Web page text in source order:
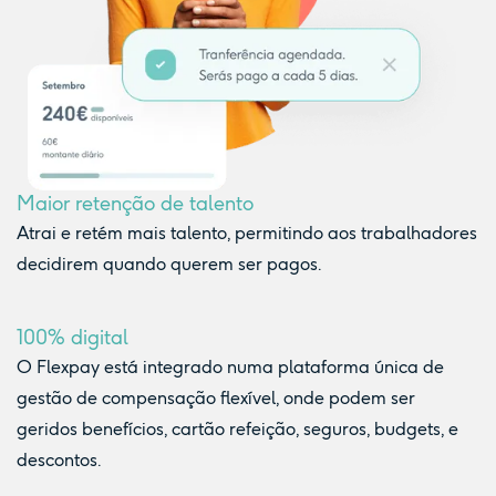
Maior retenção de talento
Atrai e retém mais talento, permitindo aos trabalhadores
decidirem quando querem ser pagos.
100% digital
O Flexpay está integrado numa plataforma única de
gestão de compensação flexível, onde podem ser
geridos benefícios, cartão refeição, seguros, budgets, e
descontos.